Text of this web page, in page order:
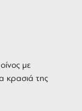
με
κρασιά της